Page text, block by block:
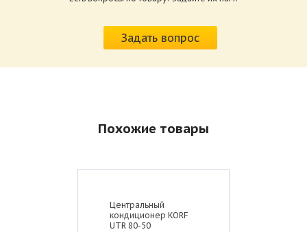
внутреннее (КЦКП),
наружное (КЦКП-Н),
гигиеническое (КЦКП-ГН),
Задать вопрос
Похожие товары
Центральный
кондиционер KORF
UTR 80-50